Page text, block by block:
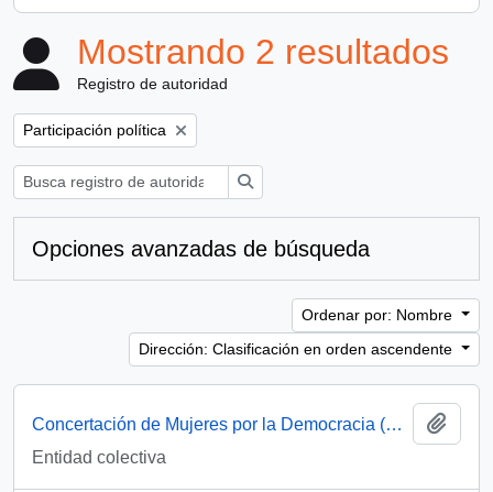
Mostrando 2 resultados
Registro de autoridad
Remove filter:
Participación política
Opciones avanzadas de búsqueda
Ordenar por: Nombre
Dirección: Clasificación en orden ascendente
Concertación de Mujeres por la Democracia (Santiago, Chile)
Entidad colectiva